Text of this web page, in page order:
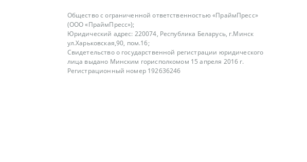
Общество с ограниченной ответственностью «ПраймПресс»
(ООО «ПраймПресс»);
Юридический адрес: 220074, Республика Беларусь, г.Минск
ул.Харьковская,90, пом.16;
Свидетельство о государственной регистрации юридического
лица выдано Минским горисполкомом 15 апреля 2016 г.
Регистрационный номер 192636246